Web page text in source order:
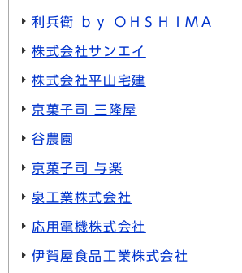
利兵衛 ｂｙ ＯＨＳＨＩＭＡ
株式会社サンエイ
株式会社平山宅建
京菓子司 三隆屋
谷農園
京菓子司 与楽
泉工業株式会社
応用電機株式会社
伊賀屋食品工業株式会社